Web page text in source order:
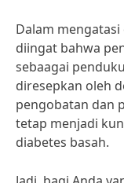
Dalam
diingat bahwa
sebaagai
diresepkan oleh
pengobatan dan
tetap menjadi
diabetes basah.